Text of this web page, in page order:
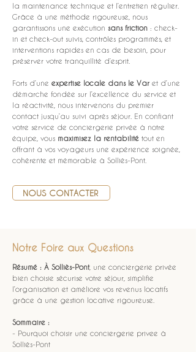
la maintenance technique et l’entretien régulier.
Grâce à une méthode rigoureuse, nous
garantissons une exécution sans friction : check-
in et check-out suivis, contrôles programmés, et
interventions rapides en cas de besoin, pour
préserver votre tranquillité d’esprit.
Forts d’une expertise locale dans le Var et d’une
démarche fondée sur l’excellence du service et
la réactivité, nous intervenons du premier
contact jusqu’au suivi après séjour. En confiant
votre service de conciergerie privée à notre
équipe, vous maximisez la rentabilité tout en
offrant à vos voyageurs une expérience soignée,
cohérente et mémorable à Solliès-Pont.
NOUS CONTACTER
Notre Foire aux Questions
Résumé : À Solliès-Pont, une conciergerie privée
bien choisie sécurise votre séjour, simplifie
l’organisation et améliore vos revenus locatifs
grâce à une gestion locative rigoureuse.
Sommaire :
- Pourquoi choisir une conciergerie privee à
Solliès-Pont